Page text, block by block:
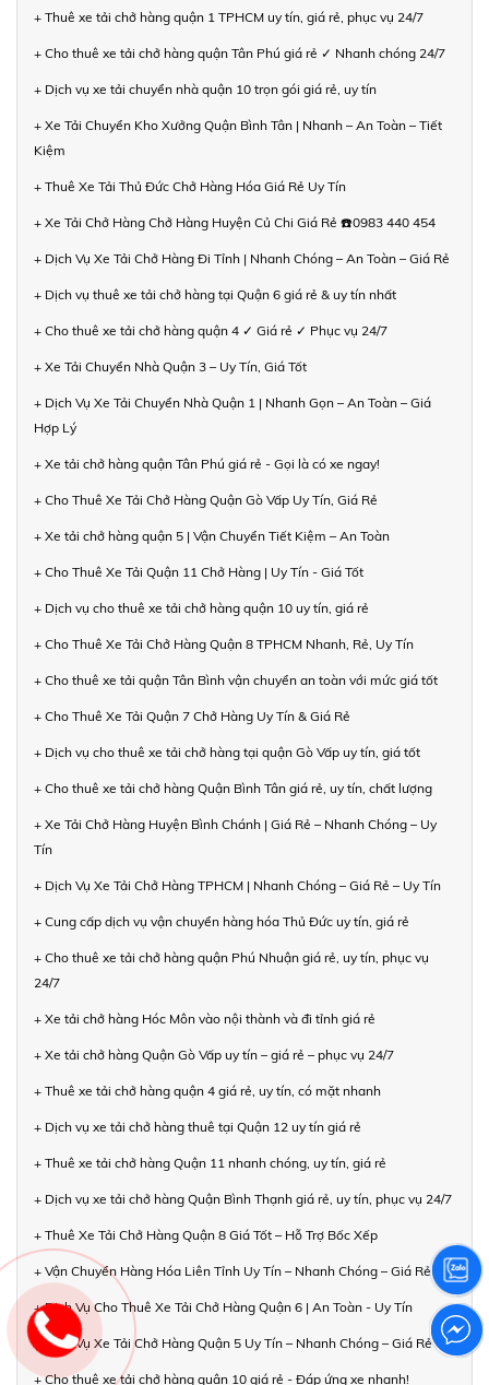
+ Thuê xe tải chở hàng quận 1 TPHCM uy tín, giá rẻ, phục vụ 24/7
+ Cho thuê xe tải chở hàng quận Tân Phú giá rẻ ✓ Nhanh chóng 24/7
+ Dịch vụ xe tải chuyển nhà quận 10 trọn gói giá rẻ, uy tín
+ Xe Tải Chuyển Kho Xưởng Quận Bình Tân | Nhanh – An Toàn – Tiết
Kiệm
+ Thuê Xe Tải Thủ Đức Chở Hàng Hóa Giá Rẻ Uy Tín
+ Xe Tải Chở Hàng Chở Hàng Huyện Củ Chi Giá Rẻ ☎️0983 440 454
+ Dịch Vụ Xe Tải Chở Hàng Đi Tỉnh | Nhanh Chóng – An Toàn – Giá Rẻ
+ Dịch vụ thuê xe tải chở hàng tại Quận 6 giá rẻ & uy tín nhất
+ Cho thuê xe tải chở hàng quận 4 ✓ Giá rẻ ✓ Phục vụ 24/7
+ Xe Tải Chuyển Nhà Quận 3 – Uy Tín, Giá Tốt
+ Dịch Vụ Xe Tải Chuyển Nhà Quận 1 | Nhanh Gọn – An Toàn – Giá
Hợp Lý
+ Xe tải chở hàng quận Tân Phú giá rẻ - Gọi là có xe ngay!
+ Cho Thuê Xe Tải Chở Hàng Quận Gò Vấp Uy Tín, Giá Rẻ
+ Xe tải chở hàng quận 5 | Vận Chuyển Tiết Kiệm – An Toàn
+ Cho Thuê Xe Tải Quận 11 Chở Hàng | Uy Tín - Giá Tốt
+ Dịch vụ cho thuê xe tải chở hàng quận 10 uy tín, giá rẻ
+ Cho Thuê Xe Tải Chở Hàng Quận 8 TPHCM Nhanh, Rẻ, Uy Tín
+ Cho thuê xe tải quận Tân Bình vận chuyển an toàn với mức giá tốt
+ Cho Thuê Xe Tải Quận 7 Chở Hàng Uy Tín & Giá Rẻ
+ Dịch vụ cho thuê xe tải chở hàng tại quận Gò Vấp uy tín, giá tốt
+ Cho thuê xe tải chở hàng Quận Bình Tân giá rẻ, uy tín, chất lượng
+ Xe Tải Chở Hàng Huyện Bình Chánh | Giá Rẻ – Nhanh Chóng – Uy
Tín
+ Dịch Vụ Xe Tải Chở Hàng TPHCM | Nhanh Chóng – Giá Rẻ – Uy Tín
+ Cung cấp dịch vụ vận chuyển hàng hóa Thủ Đức uy tín, giá rẻ
+ Cho thuê xe tải chở hàng quận Phú Nhuận giá rẻ, uy tín, phục vụ
24/7
+ Xe tải chở hàng Hóc Môn vào nội thành và đi tỉnh giá rẻ
+ Xe tải chở hàng Quận Gò Vấp uy tín – giá rẻ – phục vụ 24/7
+ Thuê xe tải chở hàng quận 4 giá rẻ, uy tín, có mặt nhanh
+ Dịch vụ xe tải chở hàng thuê tại Quận 12 uy tín giá rẻ
+ Thuê xe tải chở hàng Quận 11 nhanh chóng, uy tín, giá rẻ
+ Dịch vụ xe tải chở hàng Quận Bình Thạnh giá rẻ, uy tín, phục vụ 24/7
+ Thuê Xe Tải Chở Hàng Quận 8 Giá Tốt – Hỗ Trợ Bốc Xếp
+ Vận Chuyển Hàng Hóa Liên Tỉnh Uy Tín – Nhanh Chóng – Giá Rẻ
+ Dịch Vụ Cho Thuê Xe Tải Chở Hàng Quận 6 | An Toàn - Uy Tín
+ Dịch Vụ Xe Tải Chở Hàng Quận 5 Uy Tín – Nhanh Chóng – Giá Rẻ
+ Cho thuê xe tải chở hàng quận 10 giá rẻ - Đáp ứng xe nhanh!